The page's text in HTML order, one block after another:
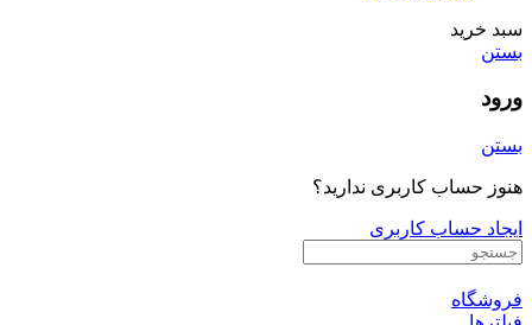
سبد خرید
بستن
ورود
بستن
هنوز حساب کاربری ندارید؟
ایجاد حساب کاربری
فروشگاه